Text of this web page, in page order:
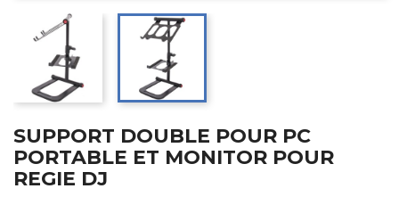
SUPPORT DOUBLE POUR PC
PORTABLE ET MONITOR POUR
REGIE DJ